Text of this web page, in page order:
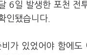
6일 발생한 포천 전
인됐습니다.
가 있었어야 함에